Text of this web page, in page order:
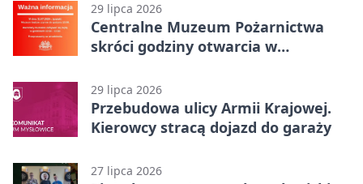
29 lipca 2026
Centralne Muzeum Pożarnictwa
skróci godziny otwarcia w
29 lipca 2026
Przebudowa ulicy Armii Krajowej.
Kierowcy stracą dojazd do garaży
27 lipca 2026